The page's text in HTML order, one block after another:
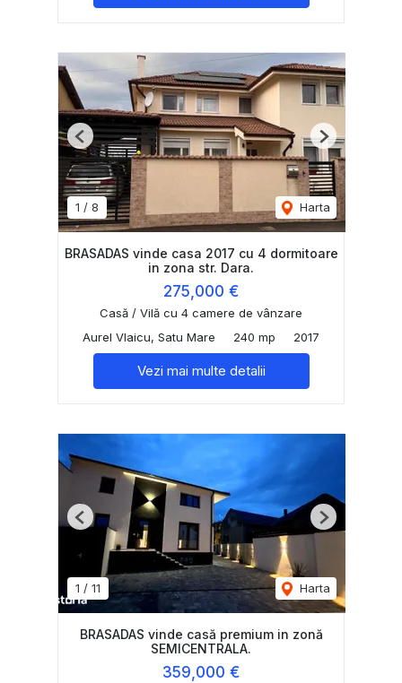
1 / 8 Harta
Previous Next
BRASADAS vinde casa 2017 cu 4 dormitoare
in zona str. Dara.
275,000 €
Casă / Vilă cu 4 camere de vânzare
Aurel Vlaicu, Satu Mare
240 mp 2017
Vezi mai multe detalii
1 / 11 Harta
Previous Next
BRASADAS vinde casă premium in zonă
SEMICENTRALA.
359,000 €